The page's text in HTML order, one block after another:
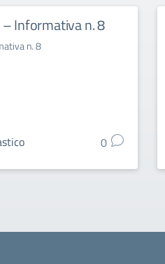
– Informativa n. 8
n. 8
0